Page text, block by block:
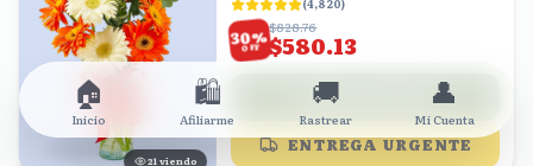
21 viendo
(4,820)
30%
OFF
$828.76
$580.13
¡PEDIR AHORA!
ENTREGA URGENTE
🏠
Inicio
🛍️
Afiliarme
🚚
Rastrear
👤
Mi Cuenta